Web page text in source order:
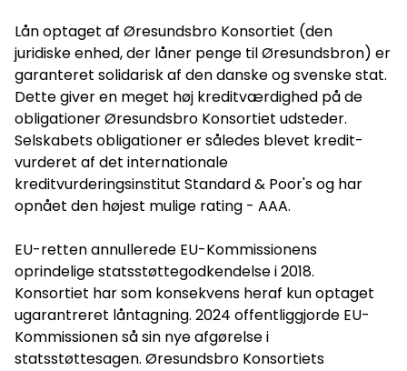
Lån optaget af Øresundsbro Konsortiet (den
juridiske enhed, der låner penge til Øresundsbron) er
garanteret solidarisk af den danske og svenske stat.
Dette giver en meget høj kreditværdighed på de
obligationer Øresundsbro Konsortiet udsteder.
Selskabets obligationer er således blevet kredit-
vurderet af det internationale
kreditvurderingsinstitut Standard & Poor's og har
opnået den højest mulige rating - AAA.
EU-retten annullerede EU-Kommissionens
oprindelige statsstøttegodkendelse i 2018.
Konsortiet har som konsekvens heraf kun optaget
ugarantreret låntagning. 2024 offentliggjorde EU-
Kommissionen så sin nye afgørelse i
statsstøttesagen. Øresundsbro Konsortiets